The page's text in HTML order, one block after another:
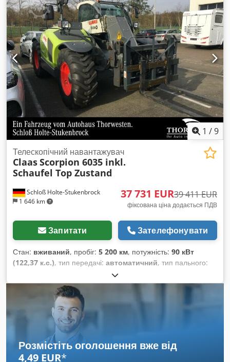
1 /9
Schloß Holte-Stukenbrock
1 646 km
Телескопічний навантажувач
ClaasScorpion 6035 inkl.
Schaufel Top Zustand
37 731 EUR39 411 EUR
фіксована ціна додається ПДВ
Запитати Зателефонувати
Стан: вживаний, пробіг: 5 200 км, потужність: 90 кВт
(122,37 к.с.), тип передачі: автоматичний, тип пального:
, загальна вага:
навантаження:5 кг, максимальна вага навантаження:2 900
, висота підйому:6 150 000 мм , кількість місць:
реєстрація:01/2016, мотогодини: 5 200 h
, загальна висота:
46 800 мм , водійська кабіна:
Розмістіть оголошення вже від
4,49 EUR*